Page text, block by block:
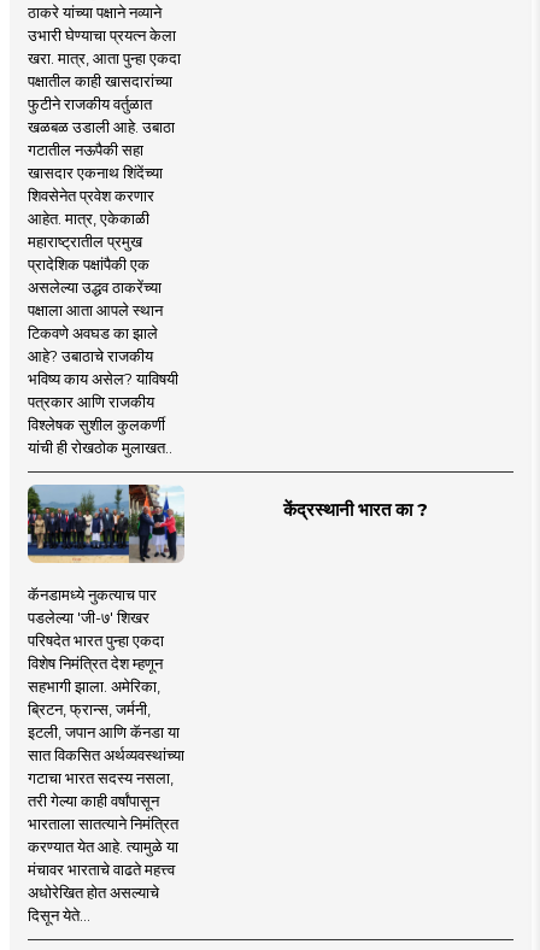
ठाकरे यांच्या पक्षाने नव्याने
उभारी घेण्याचा प्रयत्न केला
खरा. मात्र, आता पुन्हा एकदा
पक्षातील काही खासदारांच्या
फुटीने राजकीय वर्तुळात
खळबळ उडाली आहे. उबाठा
गटातील नऊपैकी सहा
खासदार एकनाथ शिंदेंच्या
शिवसेनेत प्रवेश करणार
आहेत. मात्र, एकेकाळी
महाराष्ट्रातील प्रमुख
प्रादेशिक पक्षांपैकी एक
असलेल्या उद्धव ठाकरेंच्या
पक्षाला आता आपले स्थान
टिकवणे अवघड का झाले
आहे? उबाठाचे राजकीय
भविष्य काय असेल? याविषयी
पत्रकार आणि राजकीय
विश्लेषक सुशील कुलकर्णी
यांची ही रोखठोक मुलाखत..
केंद्रस्थानी भारत का ?
कॅनडामध्ये नुकत्याच पार
पडलेल्या 'जी-७' शिखर
परिषदेत भारत पुन्हा एकदा
विशेष निमंत्रित देश म्हणून
सहभागी झाला. अमेरिका,
ब्रिटन, फ्रान्स, जर्मनी,
इटली, जपान आणि कॅनडा या
सात विकसित अर्थव्यवस्थांच्या
गटाचा भारत सदस्य नसला,
तरी गेल्या काही वर्षांपासून
भारताला सातत्याने निमंत्रित
करण्यात येत आहे. त्यामुळे या
मंचावर भारताचे वाढते महत्त्व
अधोरेखित होत असल्याचे
दिसून येते...